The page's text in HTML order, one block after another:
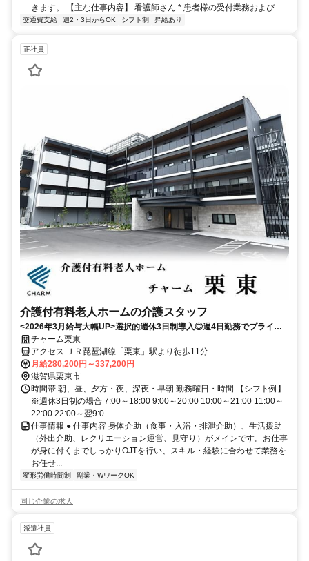
きます。 【主な仕事内容】 看護師さん * 患者様の受付業務および...
交通費支給 週2・3日からOK シフト制 昇給あり
正社員
介護付有料老人ホームの介護スタッフ
<2026年3月給与大幅UP>選択的週休3日制導入◎週4日勤務でプライベ
ートと仕事の充実度もUP
チャーム栗東
アクセス ＪＲ琵琶湖線「栗東」駅より徒歩11分
月給280,200円～337,200円
滋賀県栗東市
時間帯 朝、昼、夕方・夜、深夜・早朝 勤務曜日・時間 【シフト例】
※週休3日制の場合 7:00～18:00 9:00～20:00 10:00～21:00 11:00～
22:00 22:00～翌9:0...
仕事情報 ● 仕事内容 身体介助（食事・入浴・排泄介助）、生活援助
（外出介助、レクリエーション運営、見守り）がメインです。お仕事
が身に付くまでしっかりOJTを行い、スキル・経験に合わせて業務を
お任せ...
変形労働時間制 副業・WワークOK
同じ企業の求人
派遣社員